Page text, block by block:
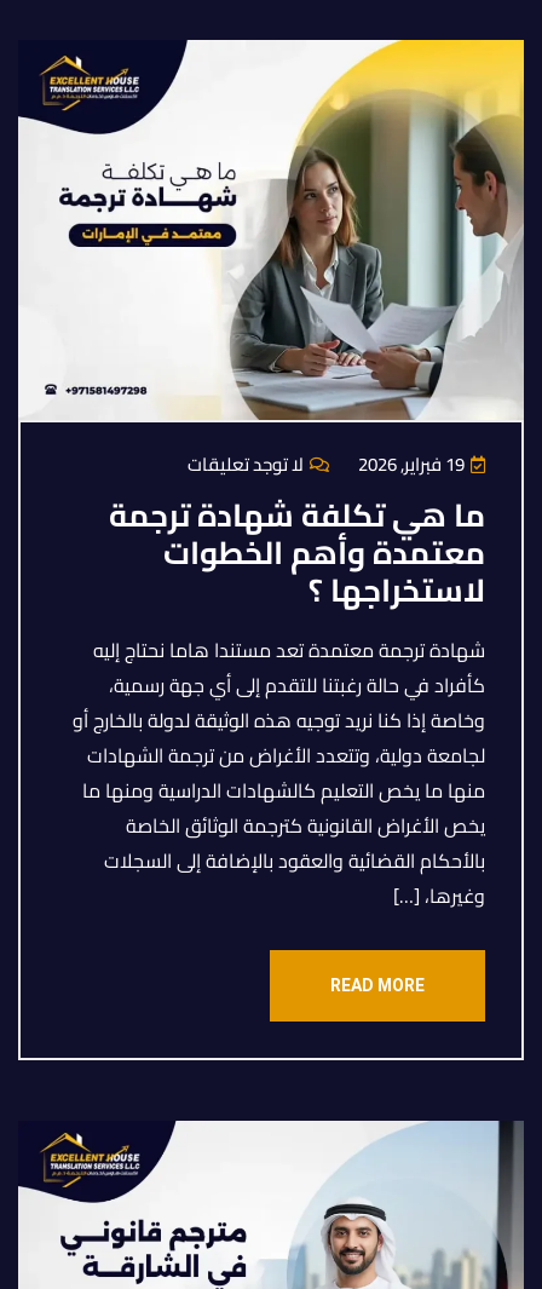
لا توجد تعليقات
ما هي تكلفة شهادة ترجمة
معتمدة وأهم الخطوات
لاستخراجها ؟
شهادة ترجمة معتمدة تعد مستندا هاما نحتاج إليه
كأفراد في حالة رغبتنا للتقدم إلى أي جهة رسمية،
وخاصة إذا كنا نريد توجيه هذه الوثيقة لدولة بالخارج أو
لجامعة دولية، وتتعدد الأغراض من ترجمة الشهادات
منها ما يخص التعليم كالشهادات الدراسية ومنها ما
يخص الأغراض القانونية كترجمة الوثائق الخاصة
بالأحكام القضائية والعقود بالإضافة إلى السجلات
وغيرها، […]
READ MORE